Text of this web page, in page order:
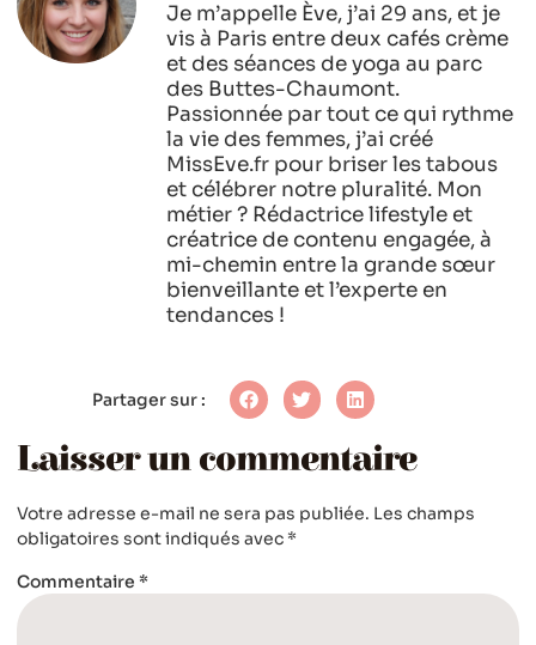
Je m’appelle Ève, j’ai 29 ans, et je
vis à Paris entre deux cafés crème
et des séances de yoga au parc
des Buttes-Chaumont.
Passionnée par tout ce qui rythme
la vie des femmes, j’ai créé
MissEve.fr pour briser les tabous
et célébrer notre pluralité. Mon
métier ? Rédactrice lifestyle et
créatrice de contenu engagée, à
mi-chemin entre la grande sœur
bienveillante et l’experte en
tendances !
Partager sur :
Laisser un commentaire
Votre adresse e-mail ne sera pas publiée. Les champs
obligatoires sont indiqués avec *
Commentaire *